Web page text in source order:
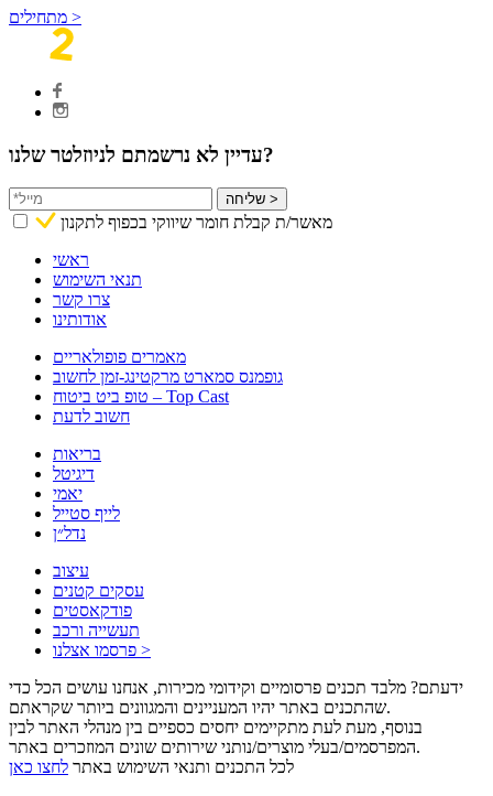
מתחילים >
עדיין לא נרשמתם לניוזלטר שלנו?
שליחה >
מאשר/ת קבלת חומר שיווקי בכפוף לתקנון
ראשי
תנאי השימוש
צרו קשר
אודותינו
מאמרים פופולאריים
גופמנס סמארט מרקטינג-זמן לחשוב
טופ ביט ביטוח – Top Cast
חשוב לדעת
בריאות
דיגיטל
יאמי
לייף סטייל
נדל״ן
עיצוב
עסקים קטנים
פודקאסטים
תעשייה ורכב
פרסמו אצלנו >
ידעתם? מלבד תכנים פרסומיים וקידומי מכירות, אנחנו עושים הכל כדי
שהתכנים באתר יהיו המעניינים והמגוונים ביותר שקראתם.
בנוסף, מעת לעת מתקיימים יחסים כספיים בין מנהלי האתר לבין
המפרסמים/בעלי מוצרים/נותני שירותים שונים המוזכרים באתר.
לכל התכנים ותנאי השימוש באתר לחצו כאן